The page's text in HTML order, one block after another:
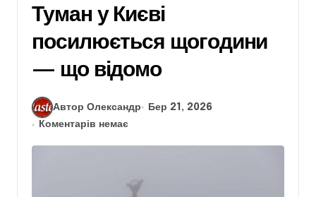
Туман у Києві
посилюється щогодини
— що відомо
Автор Олександр
Бер 21, 2026
Коментарів немає